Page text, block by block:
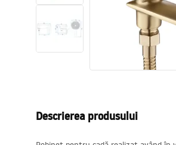
Dusuri
Descrierea produsului